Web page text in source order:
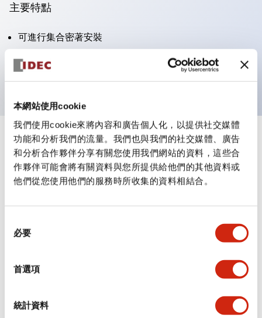
本網站使用cookie
我們使用cookie來將內容和廣告個人化，以提供社交媒體
功能和分析我們的流量。我們也與我們的社交媒體、廣告
和分析合作夥伴分享有關您使用我們網站的資料，這些合
作夥伴可能會將有關資料與您所提供給他們的其他資料或
他們從您使用他們的服務時所收集的資料相結合。
必要
首選項
統計資料
主要特點
可進行集合密著安裝
附鎖選擇開關採用高安全性的彈子鎖結構
防護結構為IP65（IEC60529）
規格 顯示全部
審美規範
環境規範
功能規格